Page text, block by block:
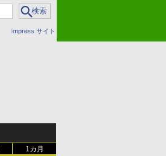
Impress サイト
1カ月